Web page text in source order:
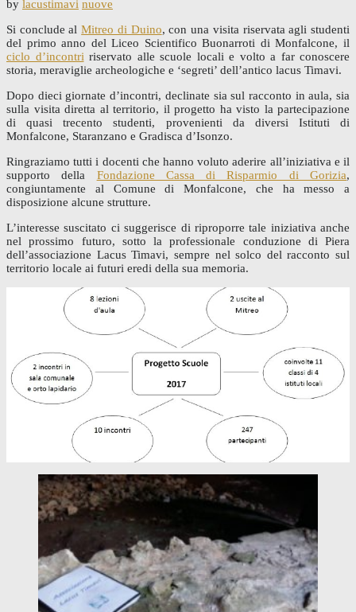
by lacustimavi nuove
Si conclude alMitreo di Duino, con una visita riservata agli studenti
del primo anno del Liceo Scientifico Buonarroti di Monfalcone, il
ciclo d’incontri riservato alle scuole locali e volto a far conoscere
storia, meraviglie archeologiche e ‘segreti’ dell’antico lacus Timavi.
Dopo dieci giornate d’incontri, declinate sia sul racconto in aula, sia
sulla visita diretta al territorio, il progetto ha visto la partecipazione
di quasi trecento studenti, provenienti da diversi Istituti di
Monfalcone, Staranzano e Gradisca d’Isonzo.
Ringraziamo tutti i docenti che hanno voluto aderire all’iniziativa e il
supporto della Fondazione Cassa di Risparmio di Gorizia,
congiuntamente al Comune di Monfalcone, che ha messo a
disposizione alcune strutture.
L’interesse suscitato ci suggerisce di riproporre tale iniziativa anche
nel prossimo futuro, sotto la professionale conduzione di Piera
dell’associazione Lacus Timavi, sempre nel solco del racconto sul
territorio locale ai futuri eredi della sua memoria.